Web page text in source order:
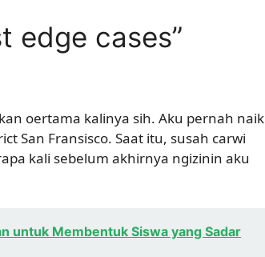
edge cases”
oertama kalinya sih. Aku pernah naik
San Fransisco. Saat itu, susah carwi
kali sebelum akhirnya ngizinin aku
untuk Membentuk Siswa yang Sadar